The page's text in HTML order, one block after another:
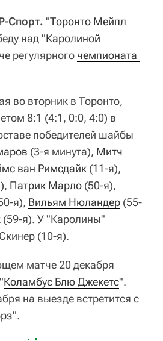
Спорт. "Торонто Мейпл
над "Каролиной
регулярного чемпионата
во вторник в Торонто,
8:1 (4:1, 0:0, 4:0) в
победителей шайбы
(3-я минута), Митч
ван Римсдайк (11-я),
Патрик Марло (50-я),
я), Вильям Нюландер (55-
(59-я). У "Каролины"
(10-я).
матче 20 декабря
Коламбус Блю Джекетс".
на выезде встретится с
".